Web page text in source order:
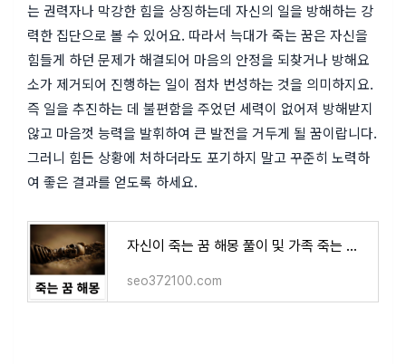
는 권력자나 막강한 힘을 상징하는데 자신의 일을 방해하는 강
력한 집단으로 볼 수 있어요. 따라서 늑대가 죽는 꿈은 자신을
힘들게 하던 문제가 해결되어 마음의 안정을 되찾거나 방해요
소가 제거되어 진행하는 일이 점차 번성하는 것을 의미하지요.
즉 일을 추진하는 데 불편함을 주었던 세력이 없어져 방해받지
않고 마음껏 능력을 발휘하여 큰 발전을 거두게 될 꿈이랍니다.
그러니 힘든 상황에 처하더라도 포기하지 말고 꾸준히 노력하
여 좋은 결과를 얻도록 하세요.
자신이 죽는 꿈 해몽 풀이 및 가족 죽는 꿈 해몽, 남이 죽는 꿈 해몽 ( 무료 꿈 해몽 풀이 top.33 )
seo372100.com